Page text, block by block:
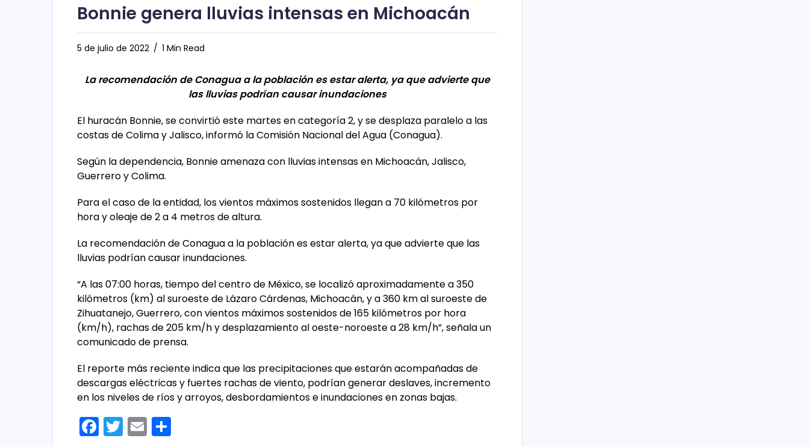
Bonnie genera lluvias intensas en Michoacán
5 de julio de 2022 1 Min Read
La recomendación de Conagua a la población es estar alerta, ya que advierte que
las lluvias podrían causar inundaciones
El huracán Bonnie, se convirtió este martes en categoría 2, y se desplaza paralelo a las
costas de Colima y Jalisco, informó la Comisión Nacional del Agua (Conagua).
Según la dependencia, Bonnie amenaza con lluvias intensas en Michoacán, Jalisco,
Guerrero y Colima.
Para el caso de la entidad, los vientos máximos sostenidos llegan a 70 kilómetros por
hora y oleaje de 2 a 4 metros de altura.
La recomendación de Conagua a la población es estar alerta, ya que advierte que las
lluvias podrían causar inundaciones.
“A las 07:00 horas, tiempo del centro de México, se localizó aproximadamente a 350
kilómetros (km) al suroeste de Lázaro Cárdenas, Michoacán, y a 360 km al suroeste de
Zihuatanejo, Guerrero, con vientos máximos sostenidos de 165 kilómetros por hora
(km/h), rachas de 205 km/h y desplazamiento al oeste-noroeste a 28 km/h”, señala un
comunicado de prensa.
El reporte más reciente indica que las precipitaciones que estarán acompañadas de
descargas eléctricas y fuertes rachas de viento, podrían generar deslaves, incremento
en los niveles de ríos y arroyos, desbordamientos e inundaciones en zonas bajas.
F T E